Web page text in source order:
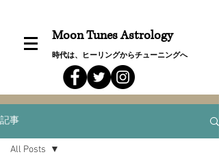
Moon Tunes Astrology
時代は、ヒーリングからチューニングへ
記事
All Posts